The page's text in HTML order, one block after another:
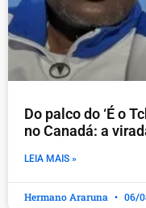
Do palco do ‘É o
no Canadá: a
LEIA MAIS »
Hermano Araruna 06/